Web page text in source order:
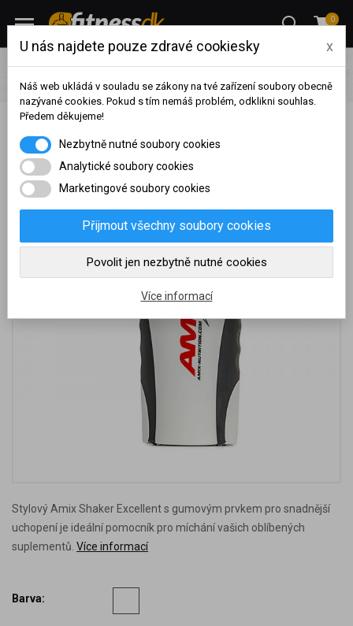
0
Pro ženy Fitness pomůcky pro ženy Shakery
Amix
Nutrition Amix Shaker Excellent 600 ml - bílá.
Amix Nutrition Amix Shaker Excellent 600 ml - bílá.
Stylový Amix Shaker Excellent s gumovým prvkem pro snadnější
uchopení je ideální pomocník pro míchání vašich oblíbených
suplementů. Více informací
Barva:
dosaženého obratu za
sledované období, byl váš
účet přeřazen do jiné
skupiny:
U nás najdete pouze zdravé cookiesky x
Náš web ukládá v souladu se zákony na tvé zařízení soubory obecně
nazývané cookies. Pokud s tím nemáš problém, odklikni souhlas.
Předem děkujeme!
Nezbytně nutné soubory cookies
Analytické soubory cookies
Marketingové soubory cookies
Přijmout všechny soubory cookies
Povolit jen nezbytně nutné cookies
Více informací